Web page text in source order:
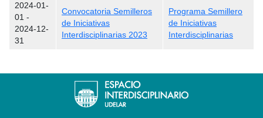
2024-01-
01 -
2024-12-
31
Convocatoria Semilleros
de Iniciativas
Interdisciplinarias 2023
Programa Semillero
de Iniciativas
Interdisciplinarias